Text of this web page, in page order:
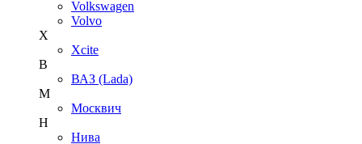
Volkswagen
Volvo
X
Xcite
В
ВАЗ (Lada)
М
Москвич
Н
Нива